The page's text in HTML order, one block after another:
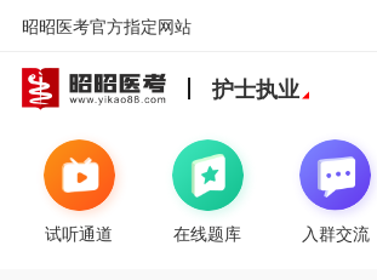
昭昭医考官方指定网站
护士执业
试听通道 在线题库 入群交流